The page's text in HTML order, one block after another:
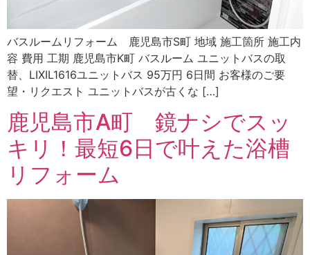
バスルームリフォーム 鹿児島市S町 地域 施工箇所 施工内
容 費用 工期 鹿児島市K町 バスルーム ユニットバスの取
替、LIXIL1616ユニットバス 95万円 6日間 お客様のご要
望・リクエスト ユニットバスが古くな […]
鹿児島市A町 鏡ナシでスッ
キリ！最短6日で叶えた浴槽
リフォーム